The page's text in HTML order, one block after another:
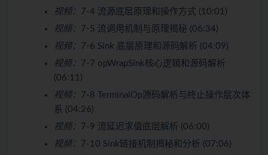
视频： 7-4 流源底层原理和操作方式 (10:01)
视频： 7-5 流调用机制与原理揭秘 (06:34)
视频： 7-6 Sink 底层原理和源码解析 (04:09)
视频： 7-7 opWrapSink核心逻辑和源码解析
(06:11)
视频： 7-8 TerminalOp源码解析与终止操作层次体
系 (04:26)
视频： 7-9 流延迟求值底层解析 (06:00)
视频： 7-10 Sink链接机制揭秘和分析 (07:06)